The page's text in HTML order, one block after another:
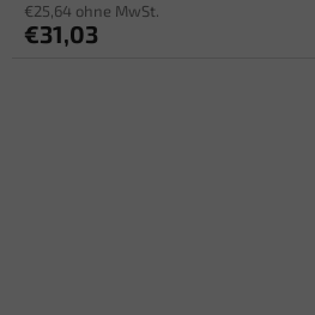
€25,64 ohne MwSt.
€31,03